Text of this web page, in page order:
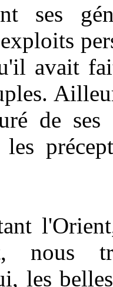
ses
avait
de
les
nous
les